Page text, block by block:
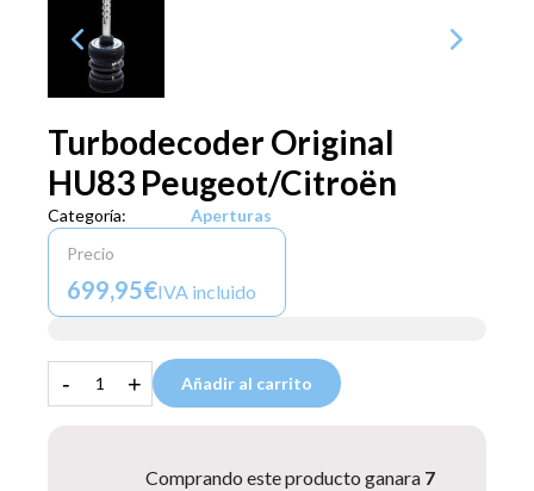
Turbodecoder Original
HU83 Peugeot/Citroën
Categoría:
Aperturas
Precio
699,95€IVA incluido
- + Añadir al carrito
Comprando este producto ganara 7